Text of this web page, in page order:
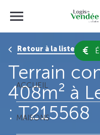
ACCUEIL
MAISONS
Retour à la liste des
Terrain
408m² à
: T215568